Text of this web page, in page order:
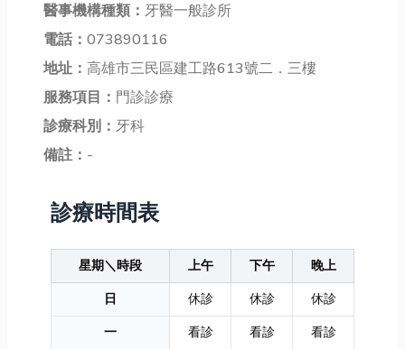
醫事機構種類： 牙醫一般診所
電話： 073890116
地址： 高雄市三民區建工路613號二．三樓
服務項目： 門診診療
診療科別： 牙科
備註： -
診療時間表
星期＼時段 上午 下午
晚上
日
休診 休診
休診
一
看診 看診
看診